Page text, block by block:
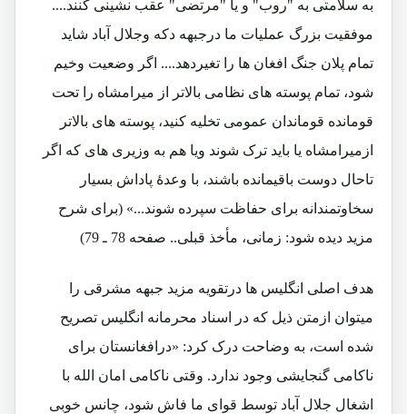
به سلامتی به "روب" و یا "مرتضی" عقب نشینی کنند....
موفقیت بزرگ عملیات ما درجبهه دکه وجلال آباد شاید
تمام پلان جنگ افغان ها را تغیردهد.... اگر وضعیت وخیم
شود، تمام پوسته های نظامی بالاتر از میرامشاه را تحت
قومانده قوماندان عمومی تخلیه کنید، پوسته های بالاتر
ازمیرامشاه یا باید ترک شوند ویا هم به وزیری های که اگر
تاحال دوست باقیمانده باشند، با وعدۀ پاداش بسیار
سخاوتمندانه برای حفاظت سپرده شوند...» (برای شرح
مزید دیده شود: زمانی، مأخذ قبلی.. صفحه 78 ـ 79)
هدف اصلی انگلیس ها درتقویه مزید جبهه مشرقی را
میتوان ازمتن ذیل که در اسناد محرمانه انگلیس تصریح
شده است، به وضاحت درک کرد: «درافغانستان برای
ناکامی گنجایشی وجود ندارد. وقتی ناکامی امان الله با
اشغال جلال آباد توسط قوای ما فاش شود، چانس خوبی